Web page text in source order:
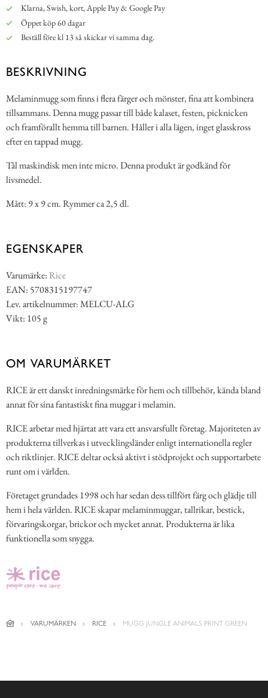
Klarna, Swish, kort, Apple Pay & Google Pay
Öppet köp 60 dagar
Beställ före kl 13 så skickar vi samma dag.
BESKRIVNING
Melaminmugg som finns i flera färger och mönster, fina att kombinera
tillsammans. Denna mugg passar till både kalaset, festen, picknicken
och framförallt hemma till barnen. Håller i alla lägen, inget glasskross
efter en tappad mugg.
Tål maskindisk men inte micro. Denna produkt är godkänd för
livsmedel.
Mått: 9 x 9 cm. Rymmer ca 2,5 dl.
EGENSKAPER
Varumärke: Rice
EAN: 5708315197747
Lev. artikelnummer: MELCU-ALG
Vikt: 105 g
OM VARUMÄRKET
RICE är ett danskt inredningsmärke för hem och tillbehör, kända bland
annat för sina fantastiskt fina muggar i melamin.
RICE arbetar med hjärtat att vara ett ansvarsfullt företag. Majoriteten av
produkterna tillverkas i utvecklingsländer enligt internationella regler
och riktlinjer. RICE deltar också aktivt i stödprojekt och supportarbete
runt om i världen.
Företaget grundades 1998 och har sedan dess tillfört färg och glädje till
hem i hela världen. RICE skapar melaminmuggar, tallrikar, bestick,
förvaringskorgar, brickor och mycket annat. Produkterna är lika
funktionella som snygga.
VARUMÄRKEN RICE MUGG JUNGLE ANIMALS PRINT GREEN